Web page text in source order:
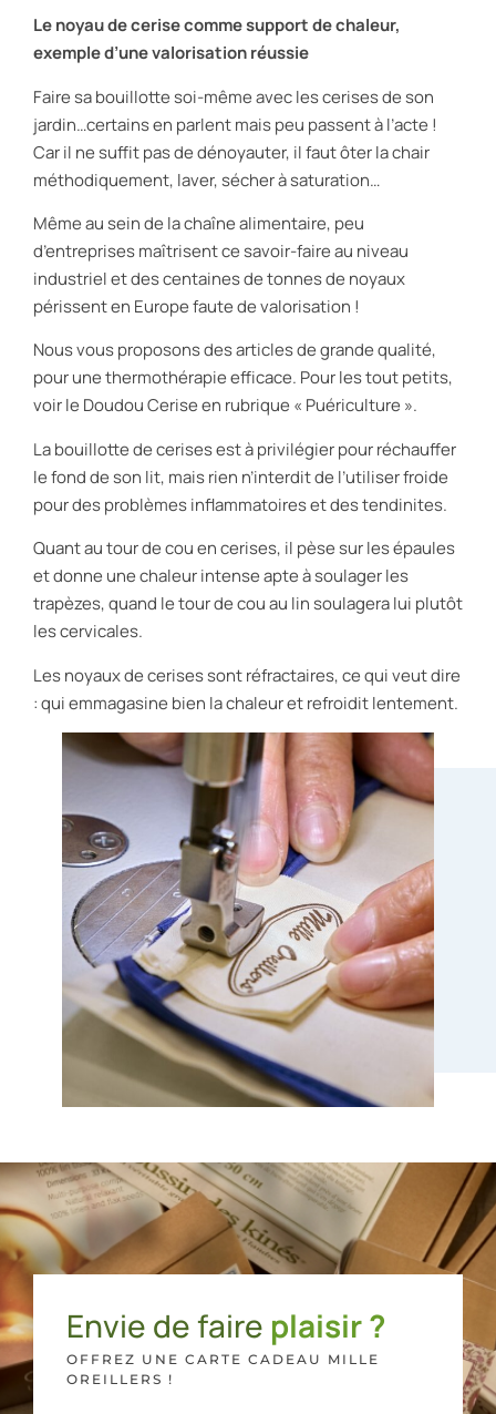
Le noyau de cerise comme support de chaleur,
exemple d’une valorisation réussie
Faire sa bouillotte soi-même avec les cerises de son
jardin…certains en parlent mais peu passent à l’acte !
Car il ne suffit pas de dénoyauter, il faut ôter la chair
méthodiquement, laver, sécher à saturation…
Même au sein de la chaîne alimentaire, peu
d’entreprises maîtrisent ce savoir-faire au niveau
industriel et des centaines de tonnes de noyaux
périssent en Europe faute de valorisation !
Nous vous proposons des articles de grande qualité,
pour une thermothérapie efficace. Pour les tout petits,
voir le Doudou Cerise en rubrique « Puériculture ».
La bouillotte de cerises est à privilégier pour réchauffer
le fond de son lit, mais rien n’interdit de l’utiliser froide
pour des problèmes inflammatoires et des tendinites.
Quant au tour de cou en cerises, il pèse sur les épaules
et donne une chaleur intense apte à soulager les
trapèzes, quand le tour de cou au lin soulagera lui plutôt
les cervicales.
Les noyaux de cerises sont réfractaires, ce qui veut dire
: qui emmagasine bien la chaleur et refroidit lentement.
Envie de faire plaisir ?
OFFREZ UNE CARTE CADEAU MILLE
OREILLERS !